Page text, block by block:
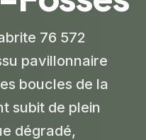
76 572
pavillonnaire
boucles de la
subit de plein
dégradé,